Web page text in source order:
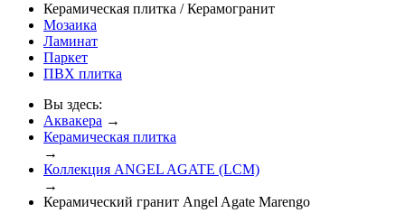
Керамическая плитка / Керамогранит
Мозаика
Ламинат
Паркет
ПВХ плитка
Вы здесь:
Аквакера →
Керамическая плитка
→
Коллекция ANGEL AGATE (LCM)
→
Керамический гранит Angel Agate Marengo